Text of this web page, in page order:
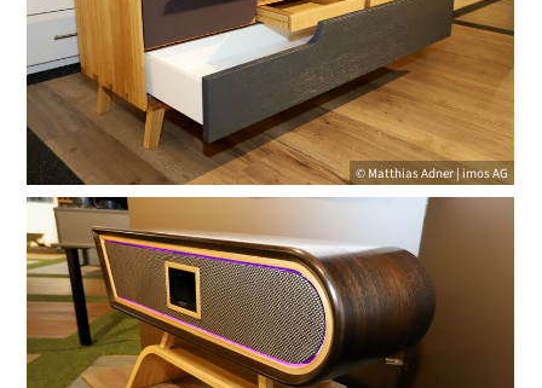
© Matthias Adner | imos AG